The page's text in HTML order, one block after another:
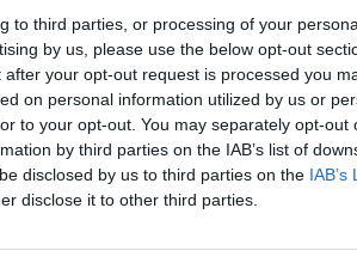
to third parties, or processing of your
by us, please use the below opt-out
your opt-out request is processed you
on personal information utilized by us or
to your opt-out. You may separately opt-out
by third parties on the IAB’s list of
disclosed by us to third parties on the IAB’s
disclose it to other third parties.